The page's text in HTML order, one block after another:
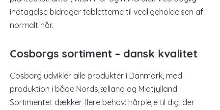
indtagelse bidrager tabletterne til vedligeholdelsen af
normalt hår.
Cosborgs sortiment – dansk kvalitet
Cosborg udvikler alle produkter i Danmark, med
produktion i både Nordsjælland og Midtjylland.
Sortimentet dækker flere behov: hårpleje til dig, der